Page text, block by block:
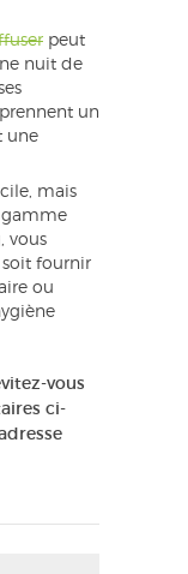
peut
nuit de
un
une
mais
gamme
vous
soit fournir
ou
vous
ci-